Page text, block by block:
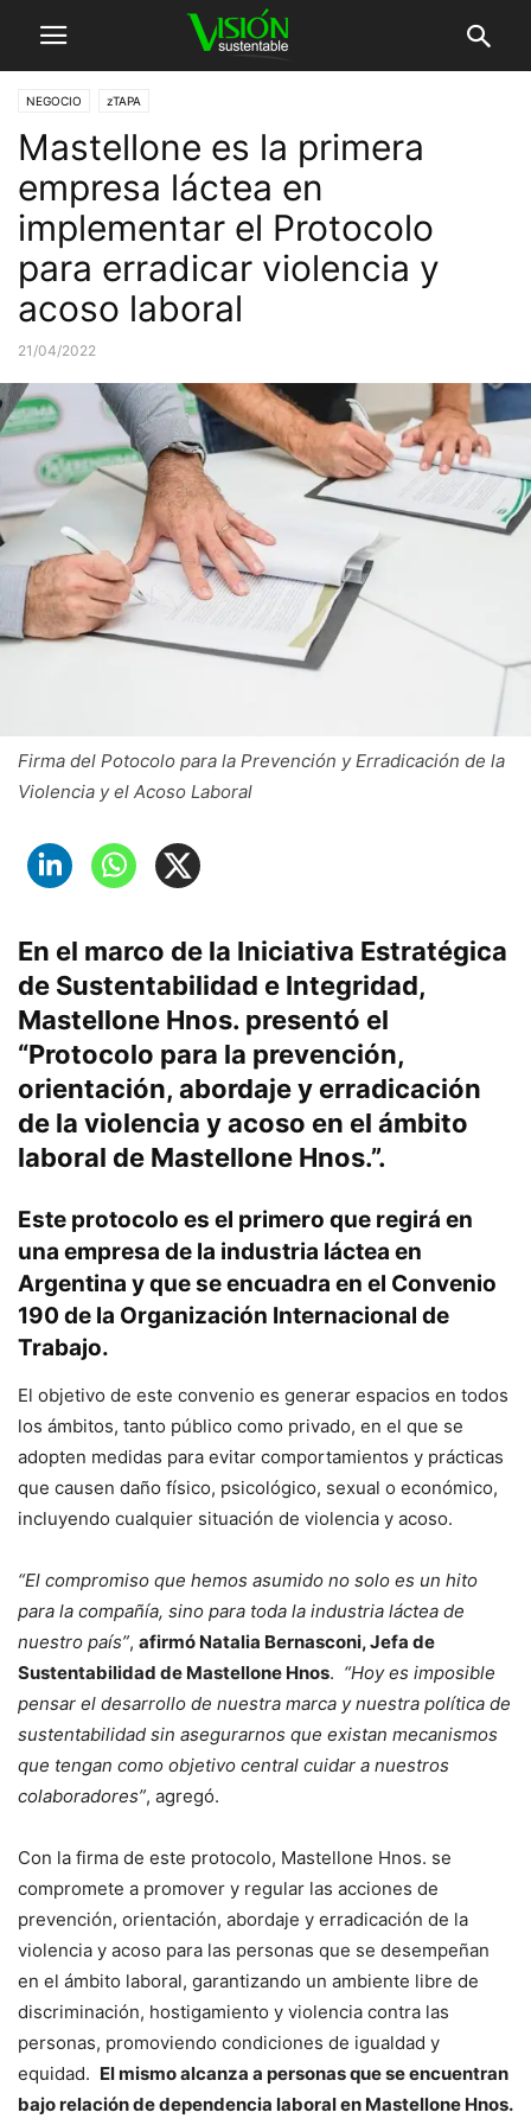
NEGOCIO zTAPA
Mastellone es la primera
empresa láctea en
implementar el Protocolo
para erradicar violencia y
acoso laboral
21/04/2022
Firma del Potocolo para la Prevención y Erradicación de la
Violencia y el Acoso Laboral
En el marco de la Iniciativa Estratégica
de Sustentabilidad e Integridad,
Mastellone Hnos. presentó el
“Protocolo para la prevención,
orientación, abordaje y erradicación
de la violencia y acoso en el ámbito
laboral de Mastellone Hnos.”.
Este protocolo es el primero que regirá en
una empresa de la industria láctea en
Argentina y que se encuadra en el Convenio
190 de la Organización Internacional de
Trabajo.
El objetivo de este convenio es generar espacios en todos
los ámbitos, tanto público como privado, en el que se
adopten medidas para evitar comportamientos y prácticas
que causen daño físico, psicológico, sexual o económico,
incluyendo cualquier situación de violencia y acoso.
“El compromiso que hemos asumido no solo es un hito
para la compañía, sino para toda la industria láctea de
nuestro país”, afirmó Natalia Bernasconi, Jefa de
Sustentabilidad de Mastellone Hnos. “Hoy es imposible
pensar el desarrollo de nuestra marca y nuestra política de
sustentabilidad sin asegurarnos que existan mecanismos
que tengan como objetivo central cuidar a nuestros
colaboradores”, agregó.
Con la firma de este protocolo, Mastellone Hnos. se
compromete a promover y regular las acciones de
prevención, orientación, abordaje y erradicación de la
violencia y acoso para las personas que se desempeñan
en el ámbito laboral, garantizando un ambiente libre de
discriminación, hostigamiento y violencia contra las
personas, promoviendo condiciones de igualdad y
equidad. El mismo alcanza a personas que se encuentran
bajo relación de dependencia laboral en Mastellone Hnos.